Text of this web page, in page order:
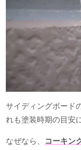
サイディングボード
れも塗装時期の目安
なぜなら、
コーキン